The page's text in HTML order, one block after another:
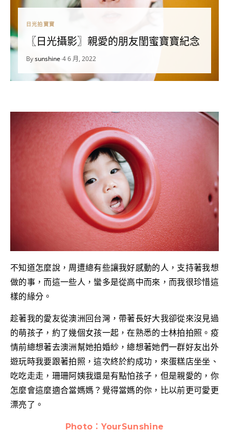
日光拍寶寶
〖日光攝影〗親愛的朋友閨蜜寶寶紀念
Bysunshine•4 6 月, 2022
不知道怎麼說，周遭總有些讓我好感動的人，支持著我想
做的事，而這一些人，蠻多是從高中而來，而我很珍惜這
樣的緣分。
趁著我的愛友從澳洲回台灣，帶著長好大我卻從來沒見過
的萌孩子，約了幾個女孩一起，在熟悉的士林拍拍照。疫
情前總想著去澳洲幫她拍婚紗，總想著她們一群好友出外
遊玩時我要跟著拍照，這次終於約成功，來蛋糕店坐坐、
吃吃走走，珊珊阿姨我還是有點怕孩子，但是親愛的，你
怎麼會這麼適合當媽媽？覺得當媽的你，比以前更可愛更
漂亮了。
Photo：YourSunshine